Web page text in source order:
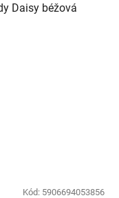
Daisy béžová
Kód: 5906694053856